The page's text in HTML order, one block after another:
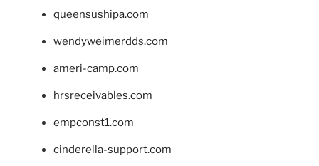
queensushipa.com
wendyweimerdds.com
ameri-camp.com
hrsreceivables.com
empconst1.com
cinderella-support.com